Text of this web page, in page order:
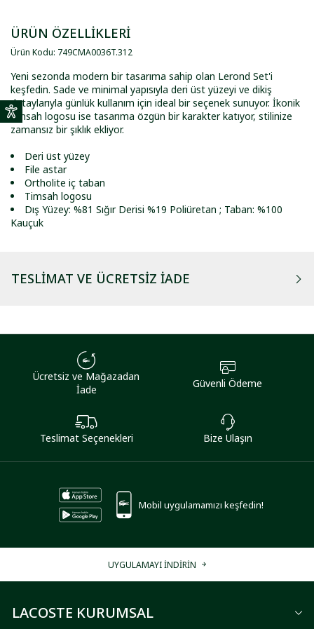
ÜRÜN ÖZELLİKLERİ
Ürün Kodu: 749CMA0036T.312
Yeni sezonda modern bir tasarıma sahip olan Lerond Set'i
keşfedin. Sade ve minimal yapısıyla deri üst yüzeyi ve dikiş
detaylarıyla günlük kullanım için ideal bir seçenek sunuyor. İkonik
timsah logosu ise tasarıma özgün bir karakter katıyor, stilinize
zamansız bir şıklık ekliyor.
Deri üst yüzey
File astar
Ortholite iç taban
Timsah logosu
Dış Yüzey: %81 Sığır Derisi %19 Poliüretan ; Taban: %100
Kauçuk
TESLIMAT VE ÜCRETSIZ İADE
Ücretsiz ve Mağazadan
İade
Güvenli Ödeme
Teslimat Seçenekleri Bize Ulaşın
Mobil uygulamamızı keşfedin!
UYGULAMAYI İNDİRİN
LACOSTE KURUMSAL